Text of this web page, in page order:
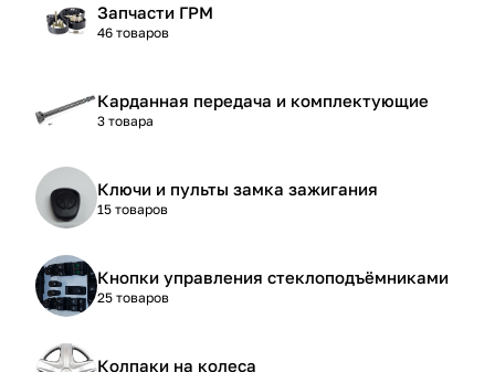
Запчасти ГРМ
46 товаров
Карданная передача и комплектующие
3 товара
Ключи и пульты замка зажигания
15 товаров
Кнопки управления стеклоподъёмниками
25 товаров
Колпаки на колеса